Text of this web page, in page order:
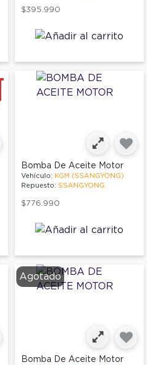
$395.990
Bomba De Aceite Motor
Vehículo: KGM (SSANGYONG)
Repuesto: SSANGYONG
$776.990
Agotado
Bomba De Aceite Motor